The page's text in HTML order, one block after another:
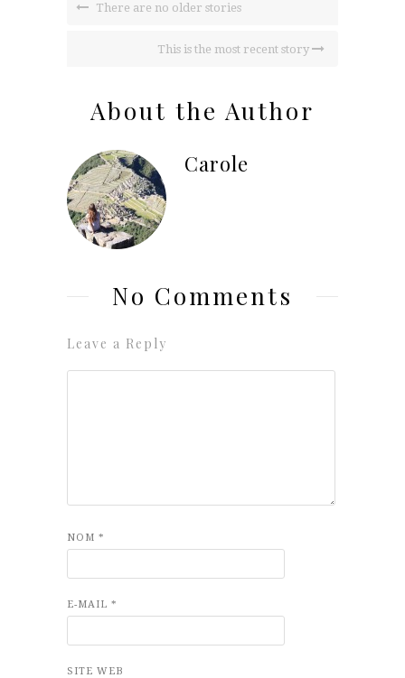
There are no older stories
This is the most recent story
About the Author
Carole
No Comments
Leave a Reply
NOM *
E-MAIL *
SITE WEB